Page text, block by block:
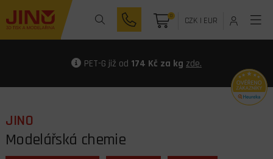
0 CZK| EUR
PET-G již od 174 Kč za kg zde.
JINO
Modelářská chemie